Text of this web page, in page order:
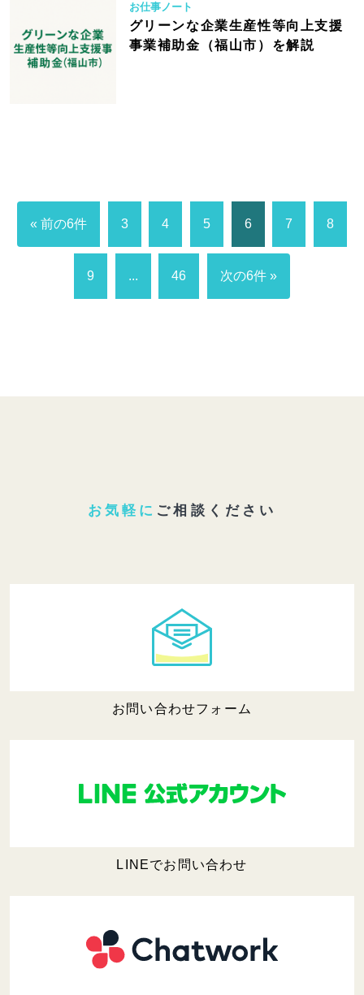
お仕事ノート
グリーンな企業生産性等向上支援
事業補助金（福山市）を解説
« 前の6件 3 4 5 6 7 8
9 ... 46 次の6件 »
お気軽に ご相談ください
お問い合わせフォーム
LINEでお問い合わせ